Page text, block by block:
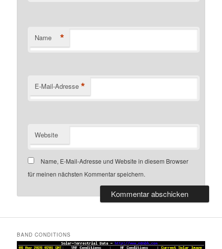
Name *
E-Mail-Adresse *
Website
Name, E-Mail-Adresse und Website in diesem Browser
für meinen nächsten Kommentar speichern.
BAND CONDITIONS